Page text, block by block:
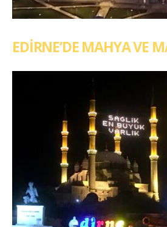
EDİRNE’DE MAHYA VE